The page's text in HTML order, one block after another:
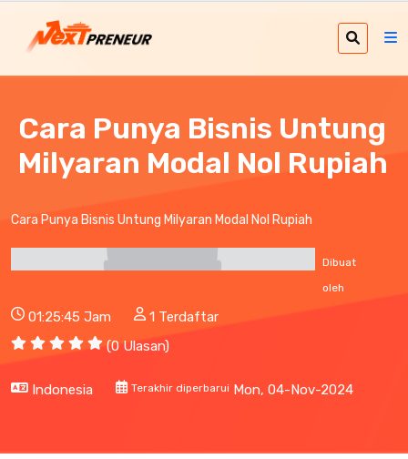
Cara Punya Bisnis Untung
Milyaran Modal Nol Rupiah
Cara Punya Bisnis Untung Milyaran Modal Nol Rupiah
Dibuat
oleh
01:25:45 Jam
1 Terdaftar
(0 Ulasan)
Indonesia Terakhir diperbarui Mon, 04-Nov-2024